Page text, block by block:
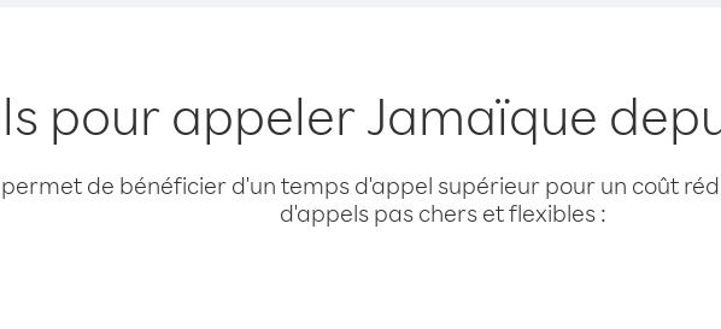
pour appeler Jamaïque
de bénéficier d'un temps d'appel supérieur pour un coût
d'appels pas chers et flexibles :